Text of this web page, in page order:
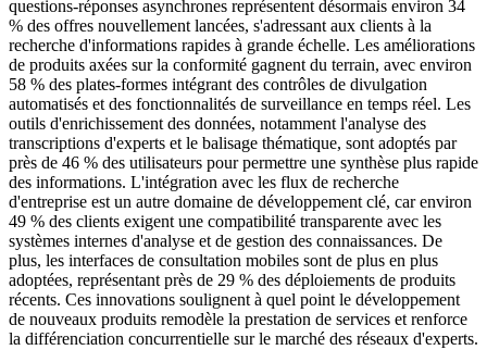
questions-réponses asynchrones représentent désormais environ 34
% des offres nouvellement lancées, s'adressant aux clients à la
recherche d'informations rapides à grande échelle. Les améliorations
de produits axées sur la conformité gagnent du terrain, avec environ
58 % des plates-formes intégrant des contrôles de divulgation
automatisés et des fonctionnalités de surveillance en temps réel. Les
outils d'enrichissement des données, notamment l'analyse des
transcriptions d'experts et le balisage thématique, sont adoptés par
près de 46 % des utilisateurs pour permettre une synthèse plus rapide
des informations. L'intégration avec les flux de recherche
d'entreprise est un autre domaine de développement clé, car environ
49 % des clients exigent une compatibilité transparente avec les
systèmes internes d'analyse et de gestion des connaissances. De
plus, les interfaces de consultation mobiles sont de plus en plus
adoptées, représentant près de 29 % des déploiements de produits
récents. Ces innovations soulignent à quel point le développement
de nouveaux produits remodèle la prestation de services et renforce
la différenciation concurrentielle sur le marché des réseaux d'experts.